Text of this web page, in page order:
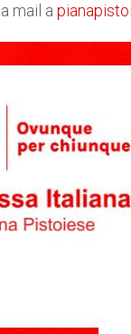
mail a